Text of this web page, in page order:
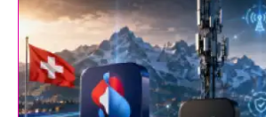
publication :